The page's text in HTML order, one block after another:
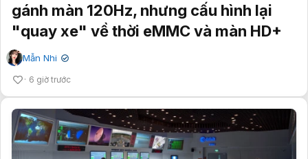
gánh màn 120Hz, nhưng cấu hình lại
"quay xe" về thời eMMC và màn HD+
Mẫn Nhi ✔
6 giờ trước